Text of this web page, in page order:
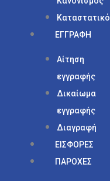
Καταστατικό
ΕΓΓΡΑΦΗ
Αίτηση
εγγραφής
Δικαίωμα
εγγραφής
Διαγραφή
ΕΙΣΦΟΡΕΣ
ΠΑΡΟΧΕΣ